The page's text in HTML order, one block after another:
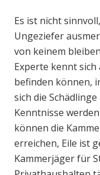
Es ist nicht
Ungeziefer
von keinem
Experte kennt
befinden können,
sich die
Kenntnisse
können die
erreichen, Eile ist
Kammerjäger für